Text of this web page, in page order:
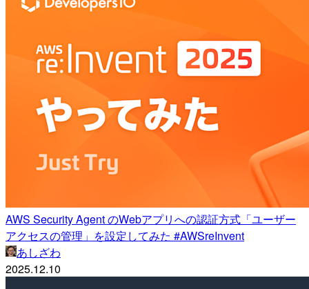
AWS Security Agent のWebアプリへの認証方式「ユーザー
アクセスの管理」を設定してみた #AWSreInvent
あしざわ
2025.12.10